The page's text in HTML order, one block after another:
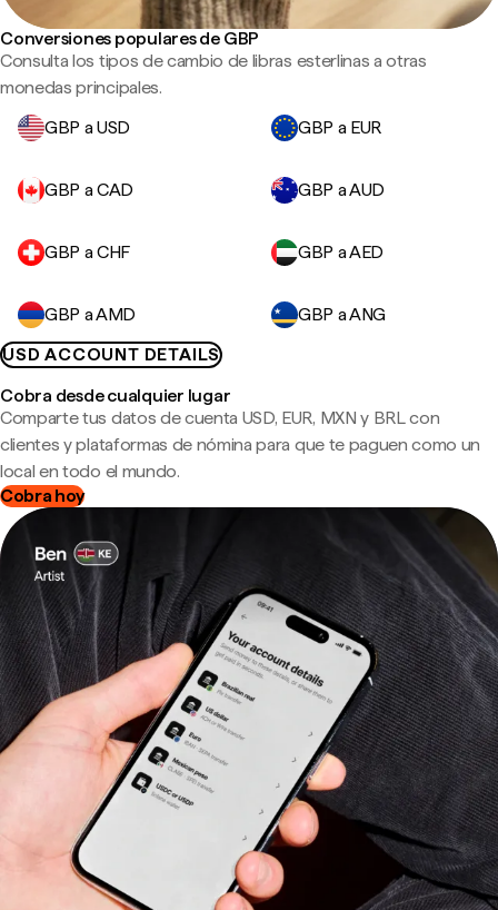
Conversiones populares de GBP
Consulta los tipos de cambio de libras esterlinas a otras
monedas principales.
GBP a USD
GBP a EUR
GBP a CAD GBP a AUD
GBP a CHF GBP a AED
GBP a AMD
GBP a ANG
USD ACCOUNT DETAILS
Cobra desde cualquier lugar
Comparte tus datos de cuenta USD, EUR, MXN y BRL con
clientes y plataformas de nómina para que te paguen como un
local en todo el mundo.
Cobra hoy